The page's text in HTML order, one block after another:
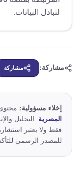
لتبادل البيانات.
مشاركة: مشاركة
إخلاء مسؤولية:
المصرية. التحليل
فقط ولا يعتبر
للمصدر الرسمي